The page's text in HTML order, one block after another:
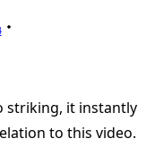
striking, it instantly
to this video.